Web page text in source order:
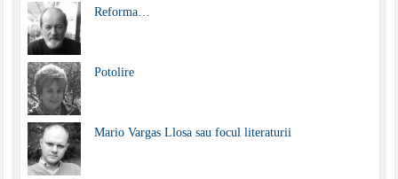
Reforma…
Potolire
Mario Vargas Llosa sau focul literaturii